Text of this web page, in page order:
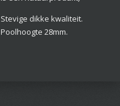
Stevige dikke kwaliteit.
Poolhoogte 28mm.